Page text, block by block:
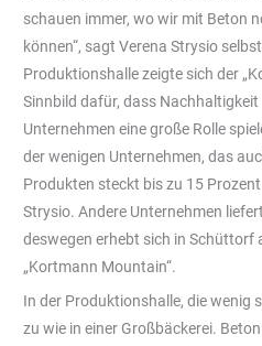
schauen immer, wo wir mit Beton
können“, sagt Verena Strysio
Produktionshalle zeigte sich der
Sinnbild dafür, dass
Unternehmen eine große Rolle
der wenigen Unternehmen, das
Produkten steckt bis zu 15
Strysio. Andere Unternehmen
deswegen erhebt sich in Schüttorf
„Kortmann Mountain“.
In der Produktionshalle, die wenig
zu wie in einer Großbäckerei.